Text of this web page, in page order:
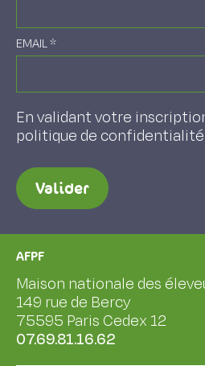
EMAIL*
En validant votre
politique de
Valider
AFPF
Maison nationale des
149 rue de Bercy
75595 Paris Cedex 12
07.69.81.16.62